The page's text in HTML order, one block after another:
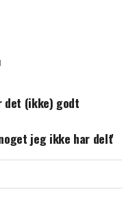
ske i 2025
det (ikke) godt
jeg ikke har delt'